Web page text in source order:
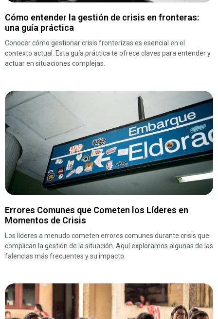
Cómo entender la gestión de crisis en fronteras:
una guía práctica
Conocer cómo gestionar crisis fronterizas es esencial en el
contexto actual. Esta guía práctica te ofrece claves para entender y
actuar en situaciones complejas.
Errores Comunes que Cometen los Líderes en
Momentos de Crisis
Los líderes a menudo cometen errores comunes durante crisis que
complican la gestión de la situación. Aquí exploramos algunas de las
falencias más frecuentes y su impacto.